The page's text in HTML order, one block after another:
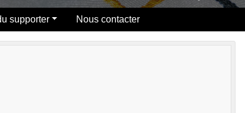
supporter Nous contacter